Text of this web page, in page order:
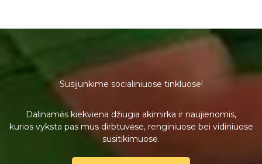
Susijunkime socialiniuose tinkluose!
Dalinamės kiekviena džiugia akimirka ir naujienomis,
kurios vyksta pas mus dirbtuvėse, renginiuose bei vidiniuose
susitikimuose.